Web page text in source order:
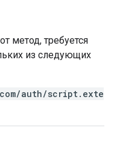
метод, требуется
из следующих
auth/script.exte